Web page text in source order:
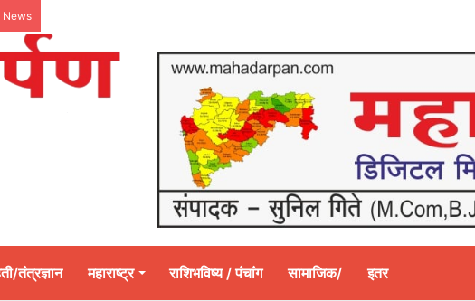
News
तंत्रज्ञान महाराष्ट्र राशिभविष्य / पंचांग सामाजिक/ इतर